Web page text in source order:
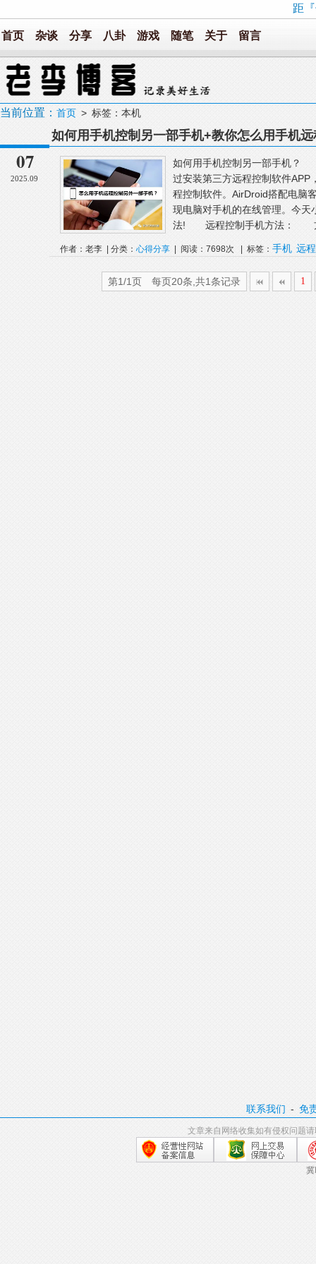
距
首页 杂谈 分享 八卦 游戏 随笔 关于 留言
当前位置： 首页 > 标签：本机
07
2025.09
如何用手机控制另一部手机+教你怎么用手机
如何用手机控制另一部手机？
过安装第三方远程控制软件APP
程控制软件。AirDroid搭配电脑
现电脑对手机的在线管理。今
法! 远程控制手机方法：
作者：老李 | 分类： 心得分享 | 阅读：7698次 | 标签： 手机 远
第1/1页 每页20条,共1条记录
1
联系我们 -免
文章来自网络收集如有侵权问题